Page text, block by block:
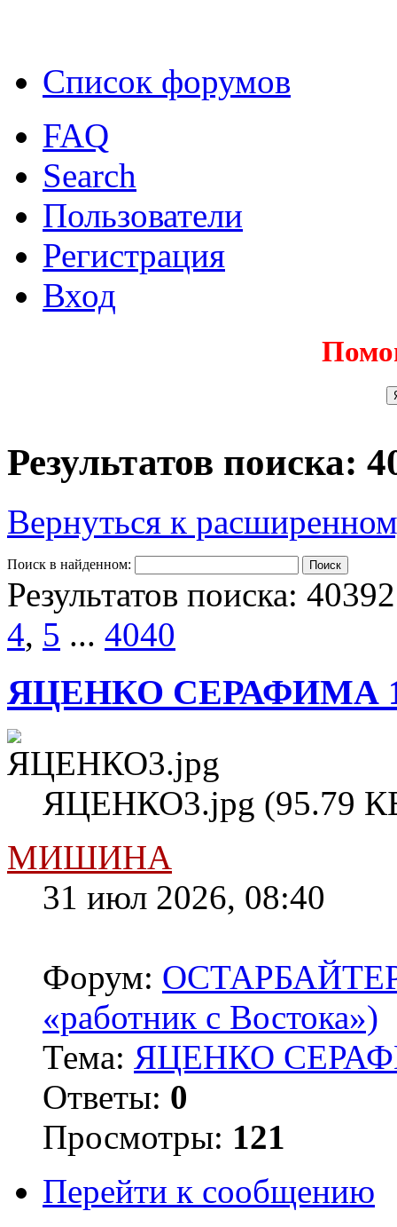
Список форумов
FAQ
Search
Пользователи
Регистрация
Вход
Результатов поиска:
Вернуться к
Поиск в найденном:
Результатов поиска:
4, 5 ... 4040
ЯЦЕНКО СЕРАФИМА
ЯЦЕНКО3.jpg (95.79
МИШИНА
31 июл 2026, 08:40
Форум:
«работник с Востока»)
Тема: ЯЦЕНКО
Ответы: 0
Просмотры: 121
Перейти к сообщению